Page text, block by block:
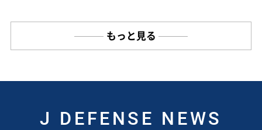
もっと見る
J DEFENSE NEWS